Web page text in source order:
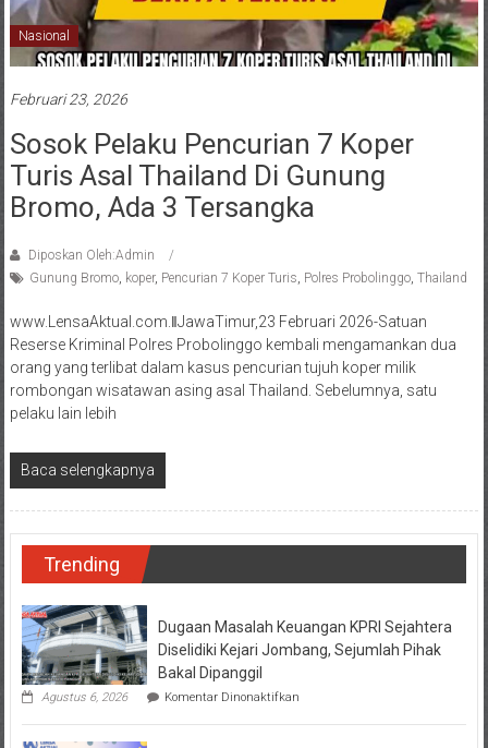
Nasional
Februari 23, 2026
Sosok Pelaku Pencurian 7 Koper
Turis Asal Thailand Di Gunung
Bromo, Ada 3 Tersangka
Diposkan Oleh:Admin
Gunung Bromo, koper, Pencurian 7 Koper Turis Polres Probolinggo, Thailand
www.LensaAktual.com.ǁJawaTimur,23 Februari 2026-Satuan
Reserse Kriminal Polres Probolinggo kembali mengamankan dua
orang yang terlibat dalam kasus pencurian tujuh koper milik
rombongan wisatawan asing asal Thailand. Sebelumnya, satu
pelaku lain lebih
Baca selengkapnya
Trending
Dugaan Masalah Keuangan KPRI Sejahtera
Diselidiki Kejari Jombang, Sejumlah Pihak
Bakal Dipanggil
Agustus 6, 2026 Komentar Dinonaktifkanpada
Masalah